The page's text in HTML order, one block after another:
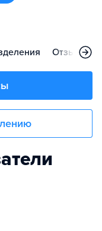
Отзывы